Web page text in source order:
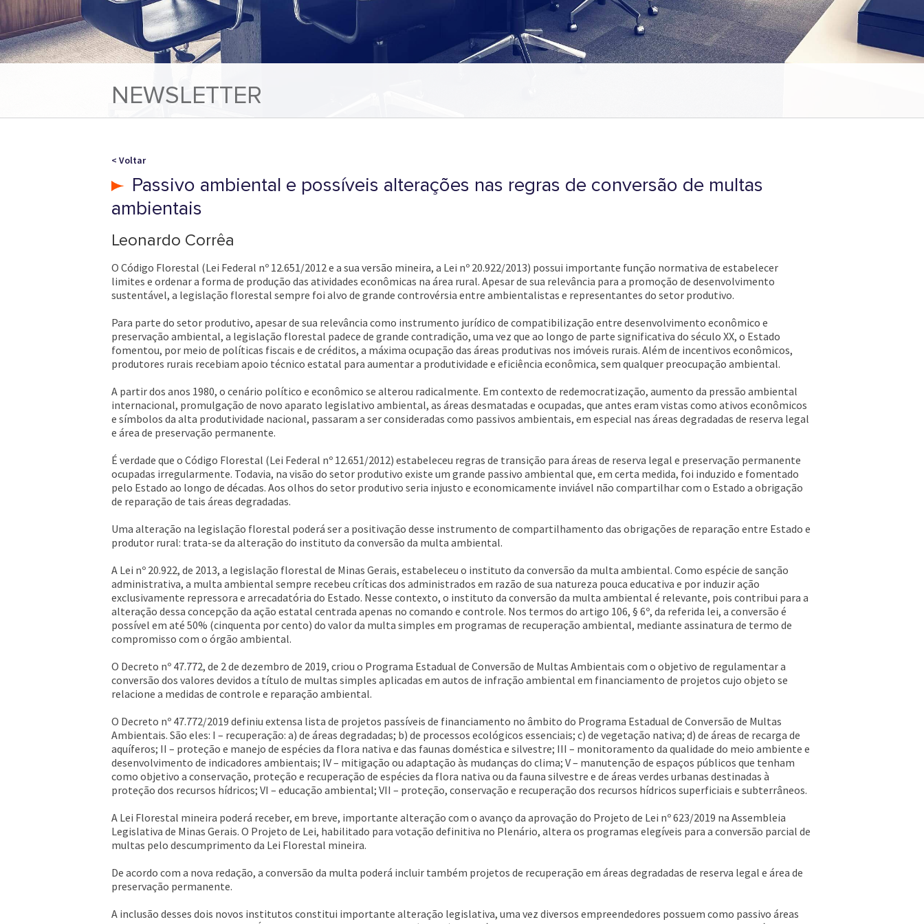
NEWSLETTER
< Voltar
Passivo ambiental e possíveis alterações nas regras de conversão de multas
ambientais
Leonardo Corrêa
O Código Florestal (Lei Federal nº 12.651/2012 e a sua versão mineira, a Lei nº 20.922/2013) possui importante função normativa de estabelecer
limites e ordenar a forma de produção das atividades econômicas na área rural. Apesar de sua relevância para a promoção de desenvolvimento
sustentável, a legislação florestal sempre foi alvo de grande controvérsia entre ambientalistas e representantes do setor produtivo.
Para parte do setor produtivo, apesar de sua relevância como instrumento jurídico de compatibilização entre desenvolvimento econômico e
preservação ambiental, a legislação florestal padece de grande contradição, uma vez que ao longo de parte significativa do século XX, o Estado
fomentou, por meio de políticas fiscais e de créditos, a máxima ocupação das áreas produtivas nos imóveis rurais. Além de incentivos econômicos,
produtores rurais recebiam apoio técnico estatal para aumentar a produtividade e eficiência econômica, sem qualquer preocupação ambiental.
A partir dos anos 1980, o cenário político e econômico se alterou radicalmente. Em contexto de redemocratização, aumento da pressão ambiental
internacional, promulgação de novo aparato legislativo ambiental, as áreas desmatadas e ocupadas, que antes eram vistas como ativos econômicos
e símbolos da alta produtividade nacional, passaram a ser consideradas como passivos ambientais, em especial nas áreas degradadas de reserva legal
e área de preservação permanente.
É verdade que o Código Florestal (Lei Federal nº 12.651/2012) estabeleceu regras de transição para áreas de reserva legal e preservação permanente
ocupadas irregularmente. Todavia, na visão do setor produtivo existe um grande passivo ambiental que, em certa medida, foi induzido e fomentado
pelo Estado ao longo de décadas. Aos olhos do setor produtivo seria injusto e economicamente inviável não compartilhar com o Estado a obrigação
de reparação de tais áreas degradadas.
Uma alteração na legislação florestal poderá ser a positivação desse instrumento de compartilhamento das obrigações de reparação entre Estado e
produtor rural: trata-se da alteração do instituto da conversão da multa ambiental.
A Lei nº 20.922, de 2013, a legislação florestal de Minas Gerais, estabeleceu o instituto da conversão da multa ambiental. Como espécie de sanção
administrativa, a multa ambiental sempre recebeu críticas dos administrados em razão de sua natureza pouca educativa e por induzir ação
exclusivamente repressora e arrecadatória do Estado. Nesse contexto, o instituto da conversão da multa ambiental é relevante, pois contribui para a
alteração dessa concepção da ação estatal centrada apenas no comando e controle. Nos termos do artigo 106, § 6º, da referida lei, a conversão é
possível em até 50% (cinquenta por cento) do valor da multa simples em programas de recuperação ambiental, mediante assinatura de termo de
compromisso com o órgão ambiental.
O Decreto nº 47.772, de 2 de dezembro de 2019, criou o Programa Estadual de Conversão de Multas Ambientais com o objetivo de regulamentar a
conversão dos valores devidos a título de multas simples aplicadas em autos de infração ambiental em financiamento de projetos cujo objeto se
relacione a medidas de controle e reparação ambiental.
O Decreto nº 47.772/2019 definiu extensa lista de projetos passíveis de financiamento no âmbito do Programa Estadual de Conversão de Multas
Ambientais. São eles: I – recuperação: a) de áreas degradadas; b) de processos ecológicos essenciais; c) de vegetação nativa; d) de áreas de recarga de
aquíferos; II – proteção e manejo de espécies da flora nativa e das faunas doméstica e silvestre; III – monitoramento da qualidade do meio ambiente e
desenvolvimento de indicadores ambientais; IV – mitigação ou adaptação às mudanças do clima; V – manutenção de espaços públicos que tenham
como objetivo a conservação, proteção e recuperação de espécies da flora nativa ou da fauna silvestre e de áreas verdes urbanas destinadas à
proteção dos recursos hídricos; VI – educação ambiental; VII – proteção, conservação e recuperação dos recursos hídricos superficiais e subterrâneos.
A Lei Florestal mineira poderá receber, em breve, importante alteração com o avanço da aprovação do Projeto de Lei nº 623/2019 na Assembleia
Legislativa de Minas Gerais. O Projeto de Lei, habilitado para votação definitiva no Plenário, altera os programas elegíveis para a conversão parcial de
multas pelo descumprimento da Lei Florestal mineira.
De acordo com a nova redação, a conversão da multa poderá incluir também projetos de recuperação em áreas degradadas de reserva legal e área de
preservação permanente.
A inclusão desses dois novos institutos constitui importante alteração legislativa, uma vez diversos empreendedores possuem como passivo áreas